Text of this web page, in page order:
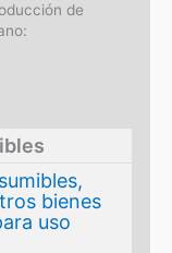
de
bienes
uso